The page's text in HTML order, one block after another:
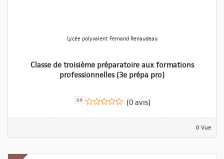
Lycée polyvalent Fernand Renaudeau
Classe de troisième préparatoire aux formations
professionnelles (3e prépa pro)
0.0 (0 avis)
0 Vue